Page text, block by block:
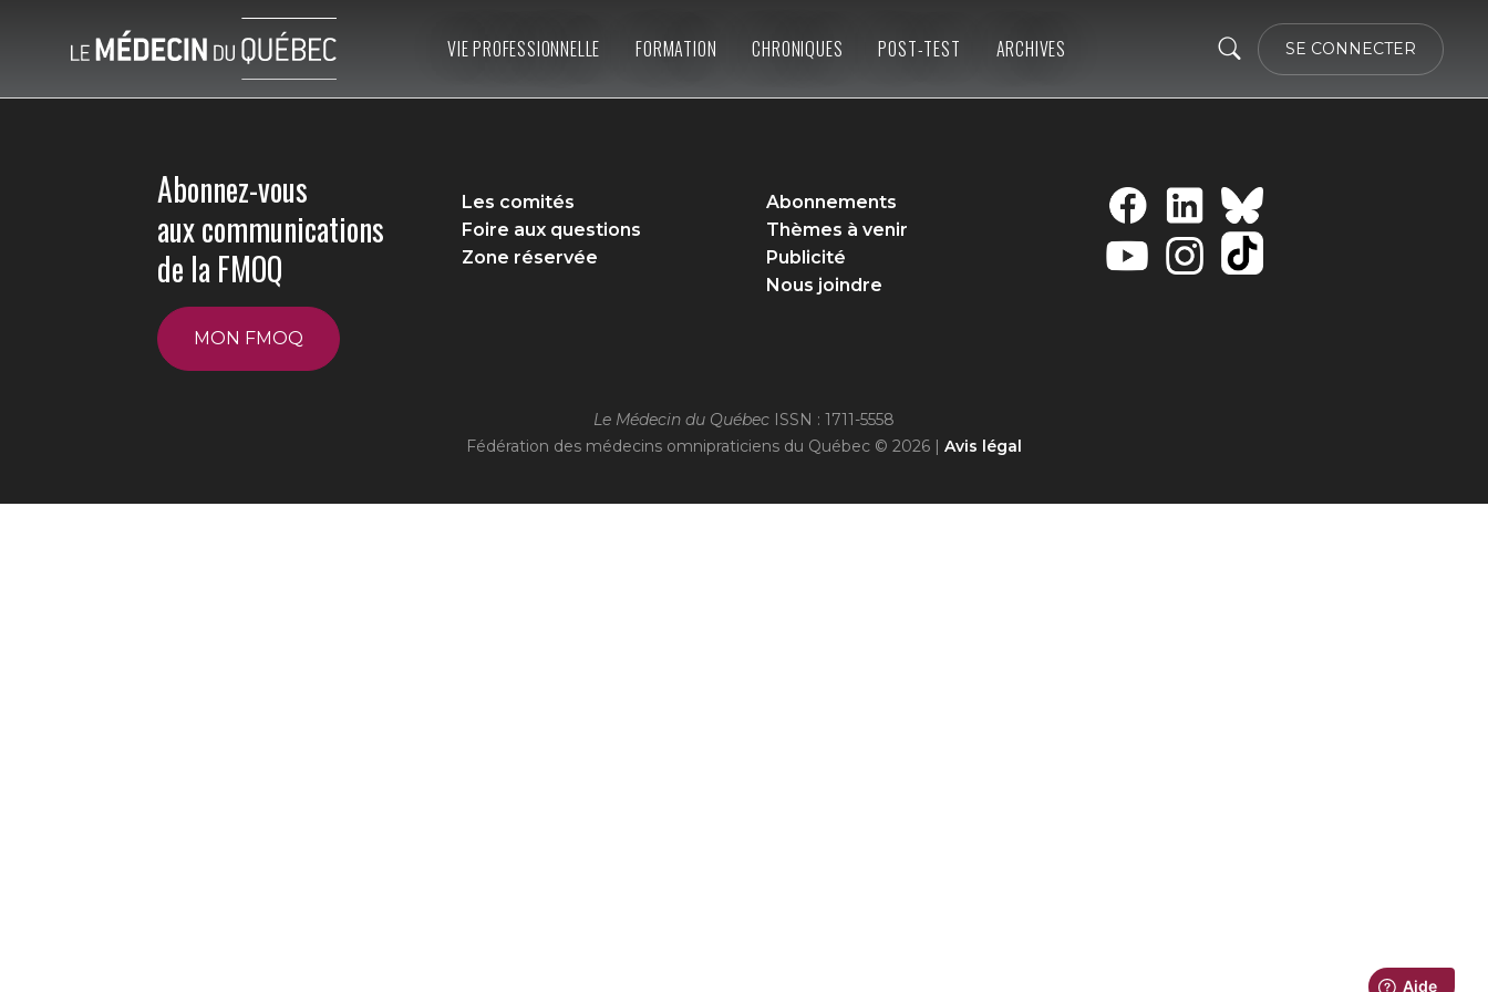
SE CONNECTER
VIE PROFESSIONNELLE FORMATION CHRONIQUES POST-TEST ARCHIVES
Abonnez-vous
aux communications
de la FMOQ
MON FMOQ
Les comités
Foire aux questions
Zone réservée
Abonnements
Thèmes à venir
Publicité
Nous joindre
Le Médecin du Québec ISSN : 1711-5558
Fédération des médecins omnipraticiens du Québec © 2026 | Avis légal